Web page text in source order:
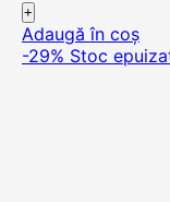
Adaugă în coș
-29% Stoc